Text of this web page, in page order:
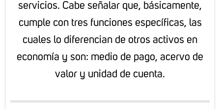
servicios. Cabe señalar que, básicamente,
cumple con tres funciones específicas, las
cuales lo diferencian de otros activos en
economía y son: medio de pago, acervo de
valor y unidad de cuenta.